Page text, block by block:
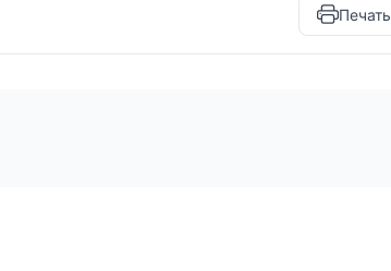
Печать